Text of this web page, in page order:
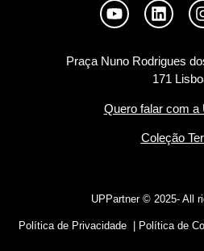
Praça Nuno Rodrigues
171
Quero falar com a
Coleção
UPPartner © 2025- All
Política de Privacidade Política de